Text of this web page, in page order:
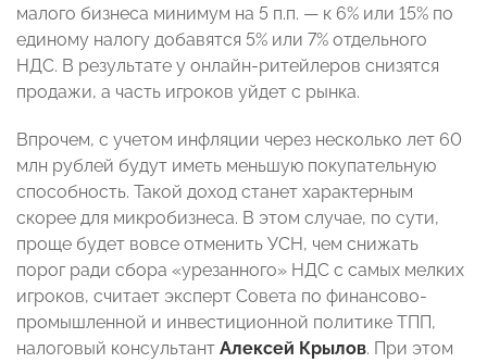
малого бизнеса минимум на 5 п.п. — к 6% или 15% по
единому налогу добавятся 5% или 7% отдельного
НДС. В результате у онлайн-ритейлеров снизятся
продажи, а часть игроков уйдет с рынка.
Впрочем, с учетом инфляции через несколько лет 60
млн рублей будут иметь меньшую покупательную
способность. Такой доход станет характерным
скорее для микробизнеса. В этом случае, по сути,
проще будет вовсе отменить УСН, чем снижать
порог ради сбора «урезанного» НДС с самых мелких
игроков, считает эксперт Совета по финансово-
промышленной и инвестиционной политике ТПП,
налоговый консультант Алексей Крылов. При этом